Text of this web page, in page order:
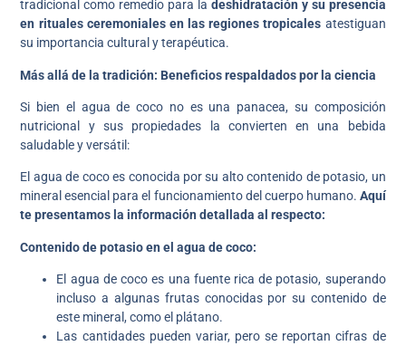
tradicional como remedio para la deshidratación y su presencia
en rituales ceremoniales en las regiones tropicales atestiguan
su importancia cultural y terapéutica.
Más allá de la tradición: Beneficios respaldados por la ciencia
Si bien el agua de coco no es una panacea, su composición
nutricional y sus propiedades la convierten en una bebida
saludable y versátil:
El agua de coco es conocida por su alto contenido de potasio, un
mineral esencial para el funcionamiento del cuerpo humano. Aquí
te presentamos la información detallada al respecto:
Contenido de potasio en el agua de coco:
El agua de coco es una fuente rica de potasio, superando
incluso a algunas frutas conocidas por su contenido de
este mineral, como el plátano.
Las cantidades pueden variar, pero se reportan cifras de